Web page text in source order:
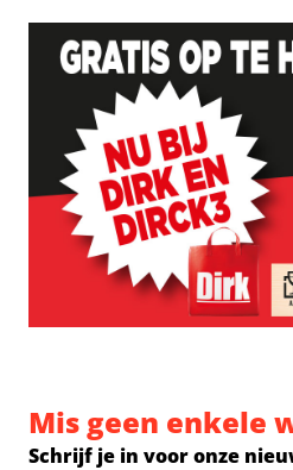
Mis geen enkele
Schrijf je in voor onze